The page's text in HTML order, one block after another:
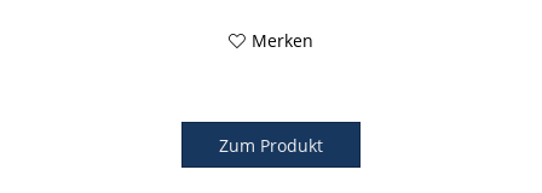
Merken
Zum Produkt